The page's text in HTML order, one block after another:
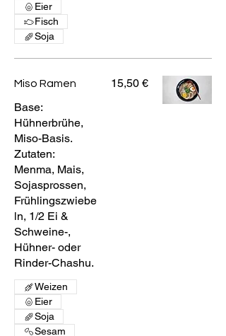
Eier
Fisch
Soja
Miso Ramen
Base:
Hühnerbrühe,
Miso-Basis.
Zutaten:
Menma, Mais,
Sojasprossen,
Frühlingszwiebe
ln, 1/2 Ei &
Schweine-,
Hühner- oder
Rinder-Chashu.
15,50 €
Weizen
Eier
Soja
Sesam